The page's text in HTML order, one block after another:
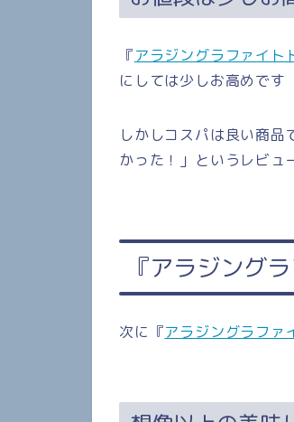
『アラジングラファイ
にしては少しお高めです
しかしコスパは良い商
かった！」というレビュ
『アラジング
次に『アラジングラフ